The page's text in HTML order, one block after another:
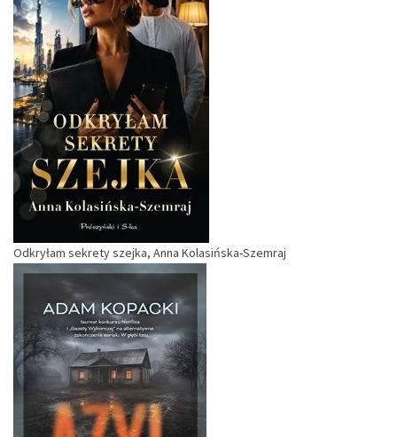
Odkryłam sekrety szejka, Anna Kolasińska-Szemraj